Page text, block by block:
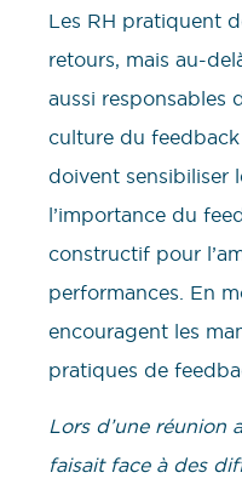
Les RH pratiquent
retours, mais au-
aussi responsables
culture du feedback
doivent sensibiliser
l’importance du
constructif pour
performances. En
encouragent les
pratiques de
Lors d’une réunion
faisait face à des